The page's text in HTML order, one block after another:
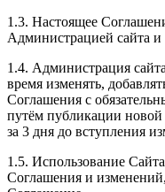
1.3. Настоящее
Администрацией сайта и
1.4. Администрация
время изменять,
Соглашения с
путём публикации
за 3 дня до вступления
1.5. Использование
Соглашения и